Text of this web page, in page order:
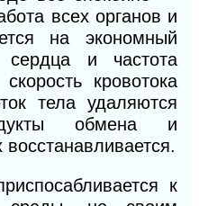
всех органов и
на экономный
и частота
кровотока
тела удаляются
обмена и
восстанавливается.
к